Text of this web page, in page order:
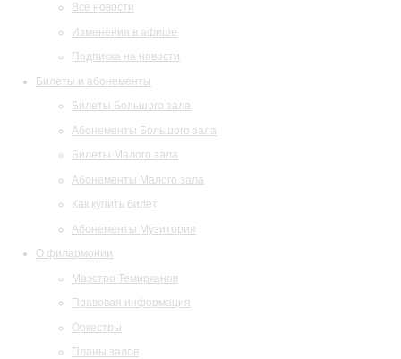
Все новости
Изменения в афише
Подписка на новости
Билеты и абонементы
Билеты Большого зала
Абонементы Большого зала
Билеты Малого зала
Абонементы Малого зала
Как купить билет
Абонементы Музитория
О филармонии
Маэстро Темирканов
Правовая информация
Оркестры
Планы залов